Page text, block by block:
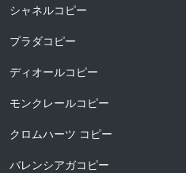
シャネルコピー
プラダコピー
ディオールコピー
モンクレールコピー
クロムハーツ コピー
バレンシアガコピー